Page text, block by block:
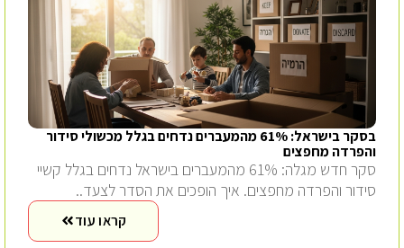
בסקר בישראל: 61% מהמעברים נדחים בגלל מכשולי סידור
והפרדה מחפצים
סקר חדש מגלה: 61% מהמעברים בישראל נדחים בגלל קשיי
סידור והפרדה מחפצים. איך הופכים את הסדר לצעד..
קראו עוד